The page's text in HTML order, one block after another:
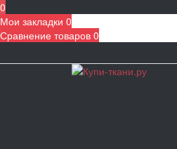
0
Мои закладки 0
Сравнение товаров 0